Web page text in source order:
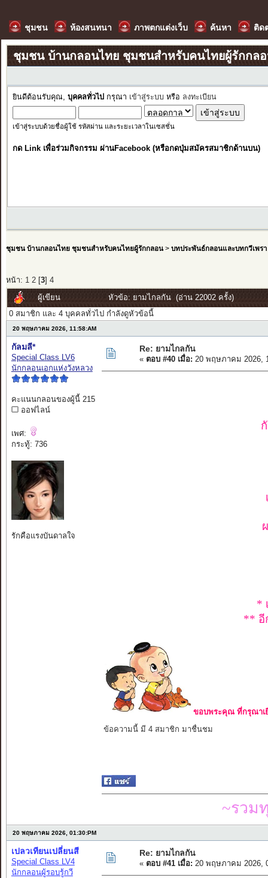
ชุมชน ห้องสนทนา ภาพตกแต่งเว็บ ค้นหา ติด
ชุมชน บ้านกลอนไทย ชุมชนสำหรับคนไทยผู้รักกล
ยินดีต้อนรับคุณ, บุคคลทั่วไป กรุณา เข้าสู่ระบบ หรือ ลงทะเบียน
เข้าสู่ระบบด้วยชื่อผู้ใช้ รหัสผ่าน และระยะเวลาในเซสชั่น
กด Link เพื่อร่วมกิจกรรม ผ่านFacebook (หรือกดปุ่มสมัครสมาชิกด้านบน)
ชุมชน บ้านกลอนไทย ชุมชนสำหรับคนไทยผู้รักกลอน> บทประพันธ์กลอนและบทกวีเพรา
หน้า: 1 2[ 3] 4
ผู้เขียน
หัวข้อ: ยามไกลกัน (อ่าน 22002 ครั้ง)
0 สมาชิก และ 4 บุคคลทั่วไป กำลังดูหัวข้อนี้
20 พฤษภาคม 2026, 11:58:AM
กัลมลี*
Special Class LV6
นักกลอนเอกแห่งวังหลวง
คะแนนกลอนของผู้นี้ 215
ออฟไลน์
เพศ:
กระทู้: 736
รักคือแรงบันดาลใจ
Re: ยามไกลกัน
« ตอบ #40 เมื่อ: 20 พฤษภาคม 2026,
*
** อี
ขอบพระคุณ ที่กรุณาเ
ข้อความนี้ มี 4 สมาชิก มาชื่นชม
~รวม
20 พฤษภาคม 2026, 01:30:PM
เปลวเทียนเปลี่ยนสี
Special Class LV4
นักกลอนผู้รอบรู้กวี
Re: ยามไกลกัน
« ตอบ #41 เมื่อ: 20 พฤษภาคม 2026,